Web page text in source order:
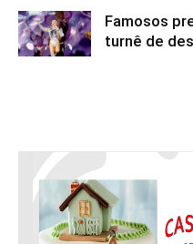
Famosos
turnê de